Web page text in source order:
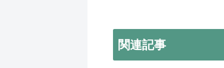
関連記事